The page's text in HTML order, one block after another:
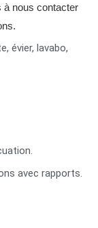
à nous contacter
évier, lavabo,
avec rapports.